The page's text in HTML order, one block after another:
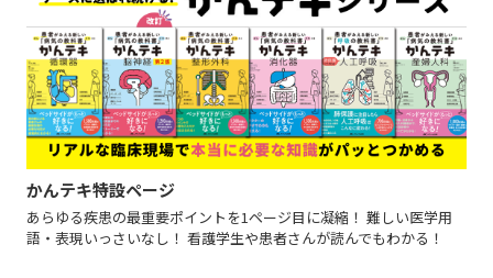
かんテキ特設ページ
あらゆる疾患の最重要ポイントを1ページ目に凝縮！ 難しい医学用
語・表現いっさいなし！ 看護学生や患者さんが読んでもわかる！